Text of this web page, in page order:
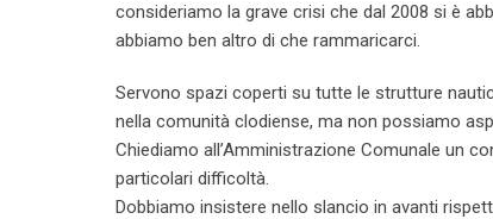
consideriamo la grave crisi che dal 2008 si è
abbiamo ben altro di che rammaricarci.
Servono spazi coperti su tutte le strutture
nella comunità clodiense, ma non possiamo
Chiediamo all’Amministrazione Comunale un
particolari difficoltà.
Dobbiamo insistere nello slancio in avanti